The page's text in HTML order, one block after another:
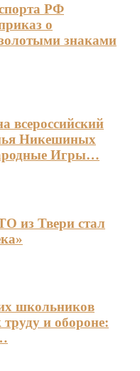
РФ
о
знаками
всероссийский
Никешиных
Игры…
из Твери стал
школьников
и обороне: